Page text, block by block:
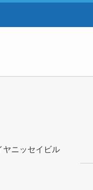
ヤニッセイビル